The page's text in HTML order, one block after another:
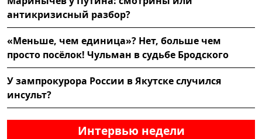
антикризисный разбор?
«Меньше, чем единица»? Нет, больше чем
просто посёлок! Чульман в судьбе Бродского
У зампрокурора России в Якутске случился
инсульт?
Интервью недели